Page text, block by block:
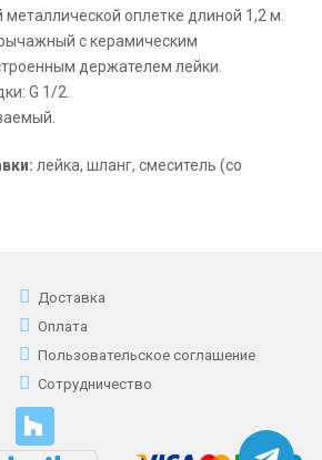
металлической оплетке длиной 1,2 м.
с керамическим
держателем лейки.
G 1/2.
лейка, шланг, смеситель (со
Доставка
Оплата
Пользовательское соглашение
Сотрудничество